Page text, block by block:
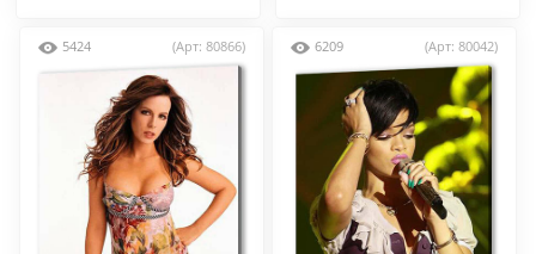
5424 (Арт: 80866) 6209 (Арт: 80042)